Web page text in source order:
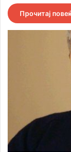
Прочитај